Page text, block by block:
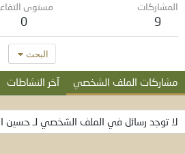
المشاركات
9
مستوى
0
البحث
مشاركات الملف الشخصي آخر النشاطات
لا توجد رسائل في الملف الشخصي لـ حسين